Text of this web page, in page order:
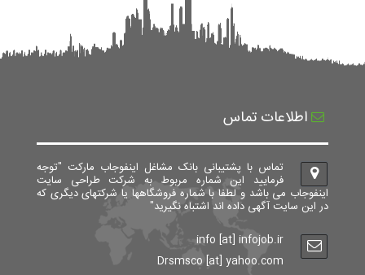
اطلاعات تماس
تماس با پشتیبانی بانک مشاغل اینفوجاب مارکت "توجه
فرمایید این شماره مربوط به شرکت طراحی سایت
اینفوجاب می باشد و لطفا با شماره فروشگاهها یا شرکتهای دیگری که
در این سایت آگهی داده اند اشتباه نگیرید"
info [at] infojob.ir
Drsmsco [at] yahoo.com